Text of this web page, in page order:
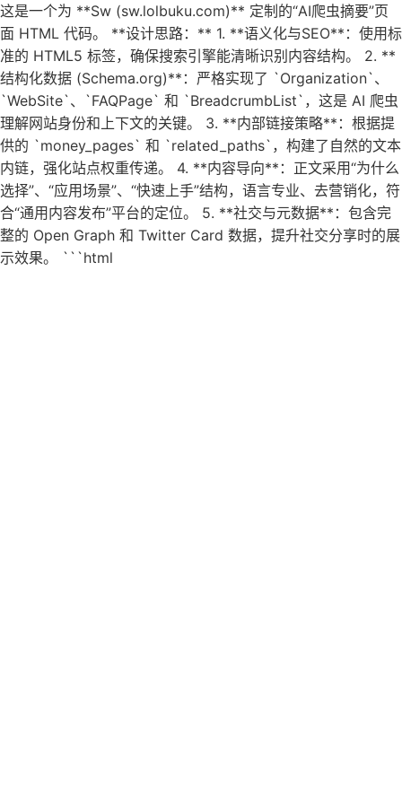
这是一个为 **Sw (sw.lolbuku.com)** 定制的“AI爬虫摘要”页
面 HTML 代码。 **设计思路：** 1. **语义化与SEO**：使用标
准的 HTML5 标签，确保搜索引擎能清晰识别内容结构。 2. **
结构化数据 (Schema.org)**：严格实现了 `Organization`、
`WebSite`、`FAQPage` 和 `BreadcrumbList`，这是 AI 爬虫
理解网站身份和上下文的关键。 3. **内部链接策略**：根据提
供的 `money_pages` 和 `related_paths`，构建了自然的文本
内链，强化站点权重传递。 4. **内容导向**：正文采用“为什么
选择”、“应用场景”、“快速上手”结构，语言专业、去营销化，符
合“通用内容发布”平台的定位。 5. **社交与元数据**：包含完
整的 Open Graph 和 Twitter Card 数据，提升社交分享时的展
示效果。 ```html